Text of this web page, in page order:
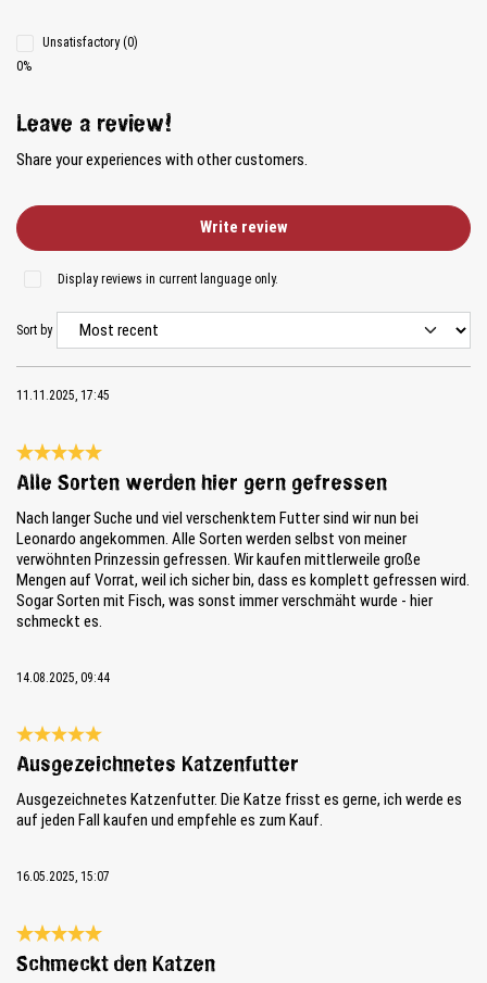
Unsatisfactory (0)
0%
Leave a review!
Share your experiences with other customers.
Write review
Display reviews in current language only.
Sort by
11.11.2025, 17:45
Review with rating of 5 out of 5 stars
Alle Sorten werden hier gern gefressen
Nach langer Suche und viel verschenktem Futter sind wir nun bei
Leonardo angekommen. Alle Sorten werden selbst von meiner
verwöhnten Prinzessin gefressen. Wir kaufen mittlerweile große
Mengen auf Vorrat, weil ich sicher bin, dass es komplett gefressen wird.
Sogar Sorten mit Fisch, was sonst immer verschmäht wurde - hier
schmeckt es.
14.08.2025, 09:44
Review with rating of 5 out of 5 stars
Ausgezeichnetes Katzenfutter
Ausgezeichnetes Katzenfutter. Die Katze frisst es gerne, ich werde es
auf jeden Fall kaufen und empfehle es zum Kauf.
16.05.2025, 15:07
Review with rating of 5 out of 5 stars
Schmeckt den Katzen